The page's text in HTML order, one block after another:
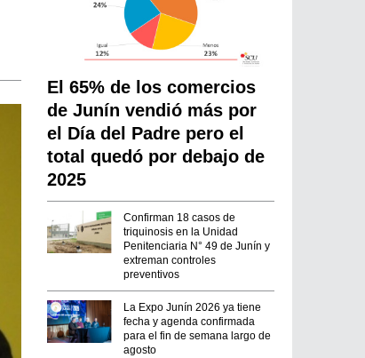
El 65% de los comercios
de Junín vendió más por
el Día del Padre pero el
total quedó por debajo de
2025
Confirman 18 casos de
triquinosis en la Unidad
Penitenciaria N° 49 de Junín y
extreman controles
preventivos
La Expo Junín 2026 ya tiene
fecha y agenda confirmada
para el fin de semana largo de
agosto